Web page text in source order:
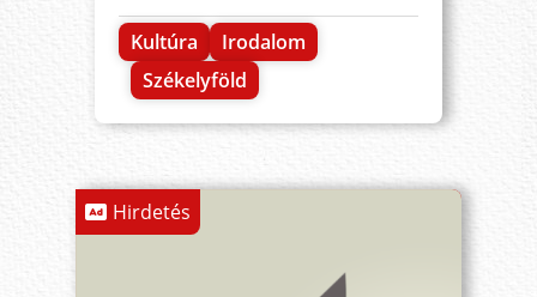
Kultúra
Irodalom
Székelyföld
Hirdetés